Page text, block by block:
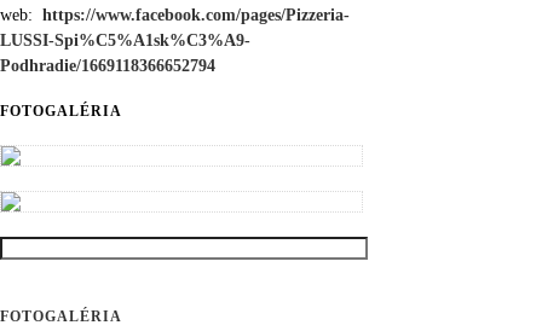
web: https://www.facebook.com/pages/Pizzeria-
LUSSI-Spi%C5%A1sk%C3%A9-
Podhradie/1669118366652794
FOTOGALÉRIA
FOTOGALÉRIA